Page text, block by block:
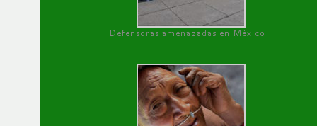
Defensoras amenazadas en México